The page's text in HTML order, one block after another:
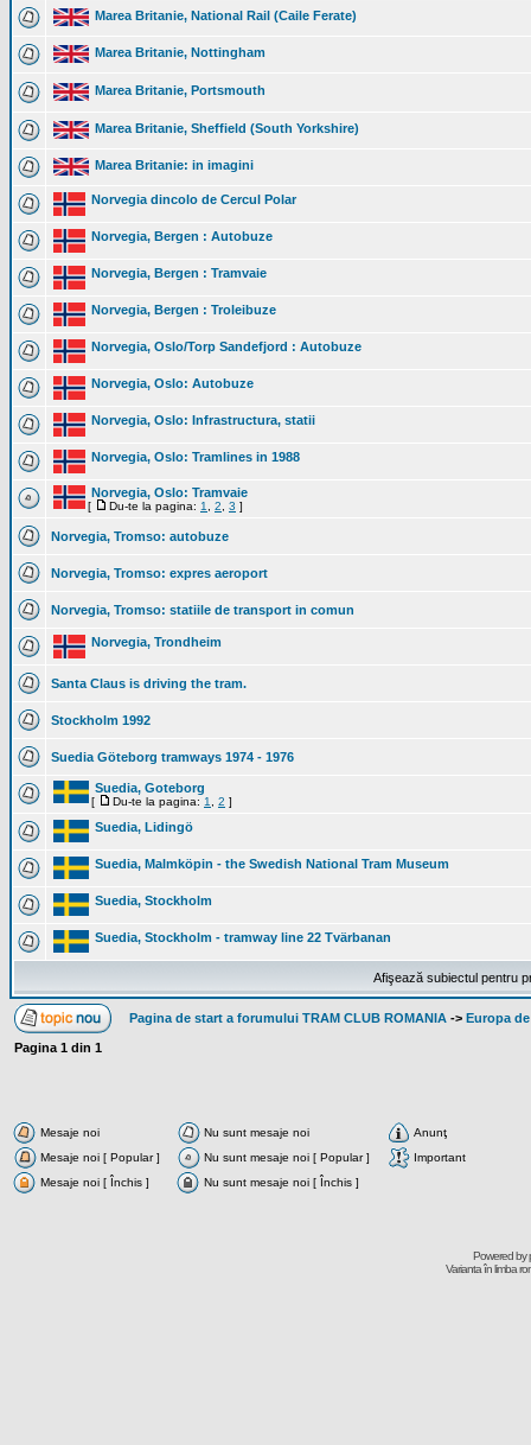
Marea Britanie, National Rail (Caile Ferate)
Marea Britanie, Nottingham
Marea Britanie, Portsmouth
Marea Britanie, Sheffield (South Yorkshire)
Marea Britanie: in imagini
Norvegia dincolo de Cercul Polar
Norvegia, Bergen : Autobuze
Norvegia, Bergen : Tramvaie
Norvegia, Bergen : Troleibuze
Norvegia, Oslo/Torp Sandefjord : Autobuze
Norvegia, Oslo: Autobuze
Norvegia, Oslo: Infrastructura, statii
Norvegia, Oslo: Tramlines in 1988
Norvegia, Oslo: Tramvaie
[ Du-te la pagina: 1 2 3 ]
Norvegia, Tromso: autobuze
Norvegia, Tromso: expres aeroport
Norvegia, Tromso: statiile de transport in comun
Norvegia, Trondheim
Santa Claus is driving the tram.
Stockholm 1992
Suedia Göteborg tramways 1974 - 1976
Suedia, Goteborg
[ Du-te la pagina: 1 2 ]
Suedia, Lidingö
Suedia, Malmköpin - the Swedish National Tram Museum
Suedia, Stockholm
Suedia, Stockholm - tramway line 22 Tvärbanan
Afişează subiectul pentru
Pagina de start a forumului TRAM CLUB ROMANIA -> Europa
Pagina 1 din 1
Mesaje noi Nu sunt mesaje noi
Anunţ
Mesaje noi [ Popular ]
Nu sunt mesaje noi [ Popular ]
Important
Mesaje noi [ Închis ]
Nu sunt mesaje noi [ Închis ]
Powered by
Varianta în limba